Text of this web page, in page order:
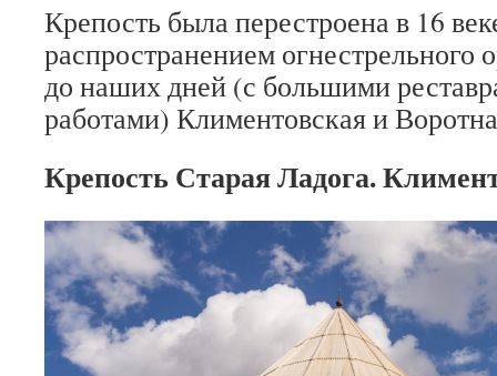
Крепость была перестроена в 16
распространением огнестрельного
до наших дней (с большими
работами) Климентовская и
Крепость Старая Ладога.